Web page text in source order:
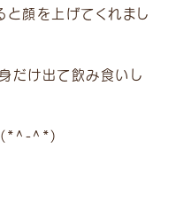
と顔を上げてくれまし
だけ出て飲み食いし
(*^-^*)